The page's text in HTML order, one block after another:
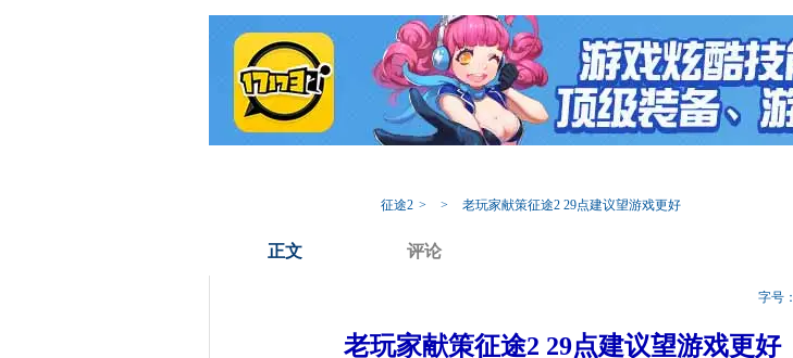
征途2 > > 老玩家献策征途2 29点建议望游戏更好
正文 评论
字号：
老玩家献策征途2 29点建议望游戏更好